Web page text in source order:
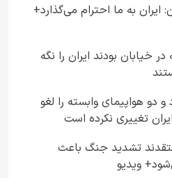
ایران به ما احترام می‌گذارد+
خیابان بودند ایران را نگه
و دو هواپیمای وابسته را لغو
تغییری نکرده است
تشدید جنگ باعث
ویدیو